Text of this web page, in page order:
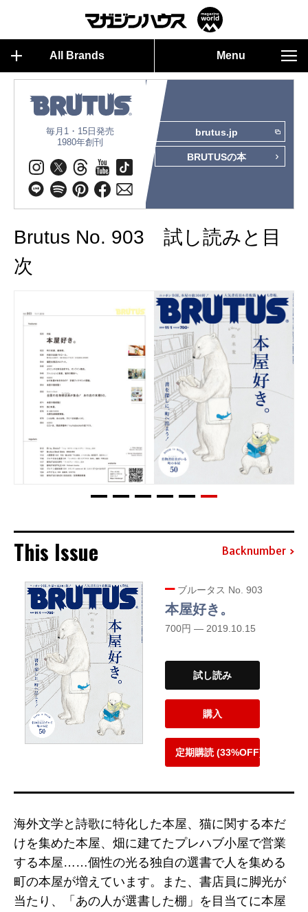
All Brands Menu
毎月1・15日発売
1980年創刊
brutus.jp
BRUTUSの本
Brutus No. 903 試し読みと目
次
This Issue Backnumber
ブルータス No. 903
本屋好き。
700円 — 2019.10.15
試し読み
購入
定期購読 (33%OFF)
海外文学と詩歌に特化した本屋、猫に関する本だ
けを集めた本屋、畑に建てたプレハブ小屋で営業
する本屋……個性の光る独自の選書で人を集める
町の本屋が増えています。また、書店員に脚光が
当たり、「あの人が選書した棚」を目当てに本屋